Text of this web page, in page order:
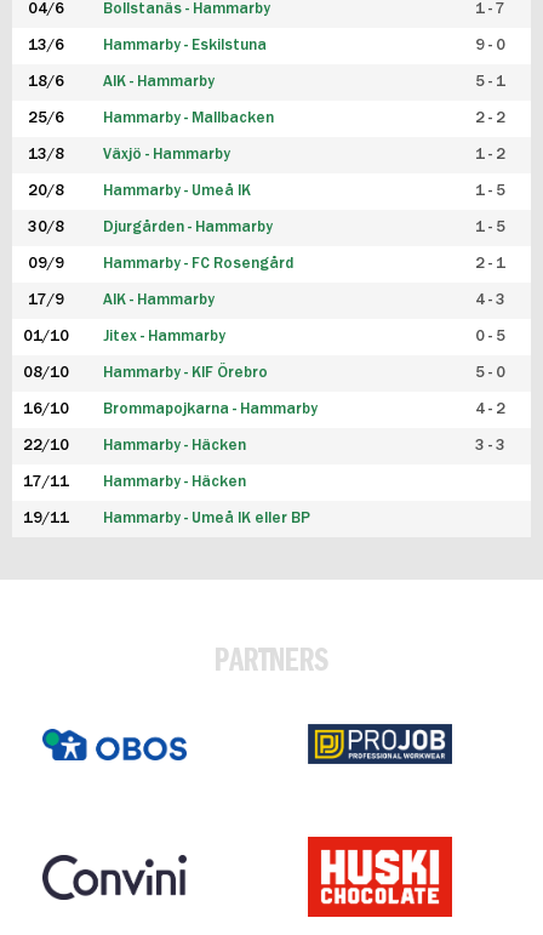
04/6 Bollstanäs - Hammarby 1 - 7
13/6 Hammarby - Eskilstuna 9 - 0
18/6 AIK - Hammarby 5 - 1
25/6 Hammarby - Mallbacken 2 - 2
13/8 Växjö - Hammarby 1 - 2
20/8 Hammarby - Umeå IK 1 - 5
30/8 Djurgården - Hammarby 1 - 5
09/9 Hammarby - FC Rosengård 2 - 1
17/9 AIK - Hammarby 4 - 3
01/10 Jitex - Hammarby 0 - 5
08/10 Hammarby - KIF Örebro 5 - 0
16/10 Brommapojkarna - Hammarby 4 - 2
22/10 Hammarby - Häcken 3 - 3
17/11 Hammarby - Häcken
19/11 Hammarby - Umeå IK eller BP
PARTNERS